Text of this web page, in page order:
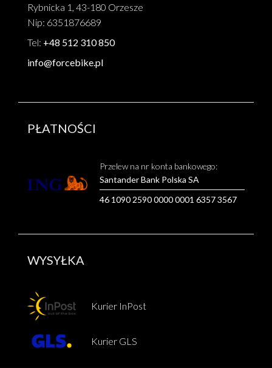
Rybnicka 1, 43-180 Orzesze
Nip: 6351876689
Tel: +48 512 310 850
info@forcebike.pl
PŁATNOŚCI
Przelew na nr konta bankowego:
Santander Bank Polska SA
46 1090 2590 0000 0001 6357 3567
WYSYŁKA
Kurier InPost
Kurier GLS